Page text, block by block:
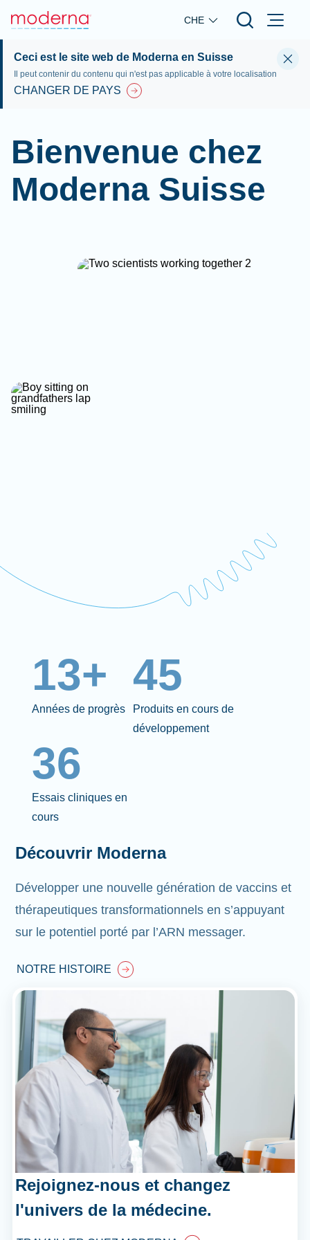
Skip to main content
CHE
Ceci est le site web de Moderna en Suisse
Il peut contenir du contenu qui n'est pas applicable à votre localisation
CHANGER DE PAYS
Bienvenue chez
Moderna Suisse
13+
Années de progrès
45
Produits en cours de
développement
36
Essais cliniques en
cours
Découvrir Moderna
Développer une nouvelle génération de vaccins et
thérapeutiques transformationnels en s’appuyant
sur le potentiel porté par l’ARN messager.
NOTRE HISTOIRE
Rejoignez-nous et changez
l'univers de la médecine.